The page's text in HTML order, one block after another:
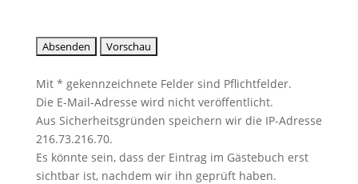
Mit * gekennzeichnete Felder sind Pflichtfelder.
Die E-Mail-Adresse wird nicht veröffentlicht.
Aus Sicherheitsgründen speichern wir die IP-Adresse
216.73.216.70.
Es könnte sein, dass der Eintrag im Gästebuch erst
sichtbar ist, nachdem wir ihn geprüft haben.